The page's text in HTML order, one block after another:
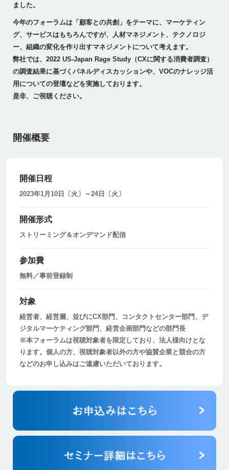
ました。
今年のフォーラムは「顧客との共創」をテーマに、マーケティン
グ、サービスはもちろんですが、⼈材マネジメント、テクノロジ
ー、組織の変化を作り出すマネジメントについて考えます。
弊社では、2022 US-Japan Rage Study（CXに関する消費者調査）
の調査結果に基づくパネルディスカッションや、VOCのナレッジ活
用についての登壇などを実施しております。
是非、ご視聴ください。
開催概要
開催日程
2023年1月10日〔火〕～24日〔火〕
開催形式
ストリーミング＆オンデマンド配信
参加費
無料／事前登録制
対象
経営者、経営層、並びにCX部門、コンタクトセンター部門、デ
ジタルマーケティング部門、経営企画部門などの部門長
※本フォーラムは視聴対象者を限定しており、法人様向けとな
ります。個人の方、視聴対象者以外の方や協賛企業と競合の方
などのお申し込みはご遠慮いただいております。